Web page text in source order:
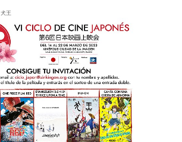
犬王